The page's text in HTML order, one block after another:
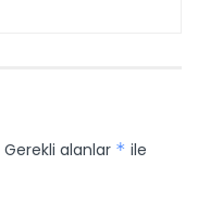
Gerekli alanlar * ile